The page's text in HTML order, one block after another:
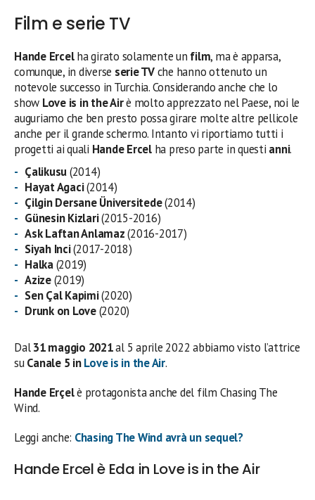
Film e serie TV
Hande Ercelha girato solamente un film, ma è apparsa,
comunque, in diverse serie TVche hanno ottenuto un
notevole successo in Turchia. Considerando anche che lo
show Love is in the Airè molto apprezzato nel Paese, noi le
auguriamo che ben presto possa girare molte altre pellicole
anche per il grande schermo. Intanto vi riportiamo tutti i
progetti ai quali Hande Ercelha preso parte in questi anni.
Çalikusu(2014)
Hayat Agaci(2014)
Çilgin Dersane Üniversitede(2014)
Günesin Kizlari(2015-2016)
Ask Laftan Anlamaz(2016-2017)
Siyah Inci(2017-2018)
Halka(2019)
Azize(2019)
Sen Çal Kapimi(2020)
Drunk on Love(2020)
Dal31 maggio 2021al 5 aprile 2022 abbiamo visto l’attrice
suCanale 5 inLove is in the Air.
Hande Erçelè protagonista anche del film Chasing The
Wind.
Leggi anche: Chasing The Wind avrà un sequel?
Hande Ercel è Eda in Love is in the Air